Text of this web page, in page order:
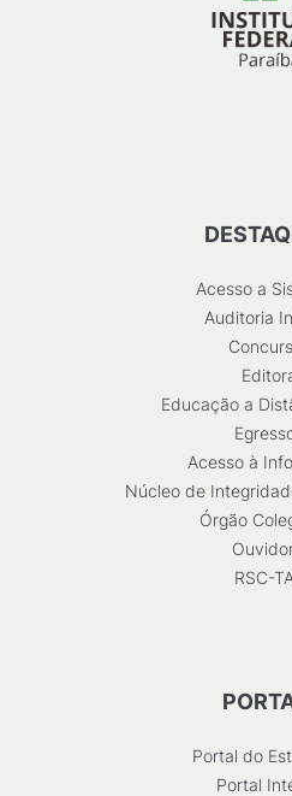
Acesso a
Auditoria
Educação a
Acesso à
Núcleo de
Órgão
RSC-
Portal do
Portal